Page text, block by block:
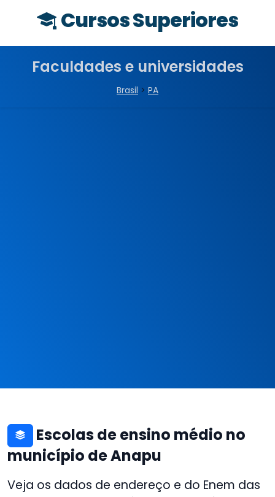
Cursos Superiores
Faculdades e universidades
Brasil > PA
Escolas de ensino médio no
município de Anapu
Veja os dados de endereço e do Enem das